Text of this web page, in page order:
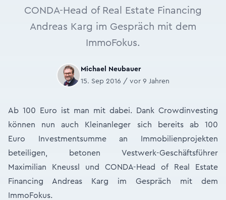
CONDA-Head of Real Estate Financing
Andreas Karg im Gespräch mit dem
ImmoFokus.
Michael Neubauer
15. Sep 2016 / vor 9 Jahren
Ab 100 Euro ist man mit dabei. Dank Crowdinvesting
können nun auch Kleinanleger sich bereits ab 100
Euro Investmentsumme an Immobilienprojekten
beteiligen, betonen Vestwerk-Geschäftsführer
Maximilian Kneussl und CONDA-Head of Real Estate
Financing Andreas Karg im Gespräch mit dem
ImmoFokus.